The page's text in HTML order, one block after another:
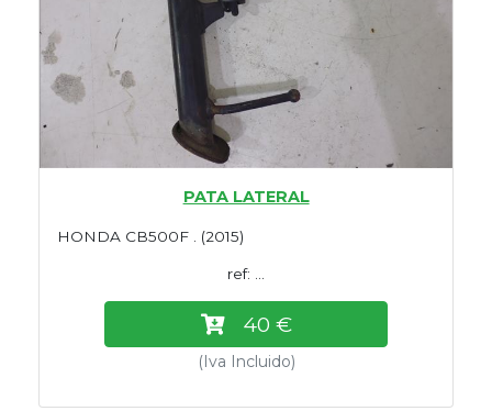
PATA LATERAL
HONDA CB500F . (2015)
ref: ...
40 €
(Iva Incluido)